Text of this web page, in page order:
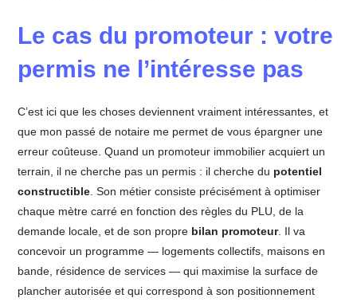
Le cas du promoteur : votre
permis ne l’intéresse pas
C’est ici que les choses deviennent vraiment intéressantes, et
que mon passé de notaire me permet de vous épargner une
erreur coûteuse. Quand un promoteur immobilier acquiert un
terrain, il ne cherche pas un permis : il cherche du potentiel
constructible . Son métier consiste précisément à optimiser
chaque mètre carré en fonction des règles du PLU, de la
demande locale, et de son propre bilan promoteur. Il va
concevoir un programme — logements collectifs, maisons en
bande, résidence de services — qui maximise la surface de
plancher autorisée et qui correspond à son positionnement